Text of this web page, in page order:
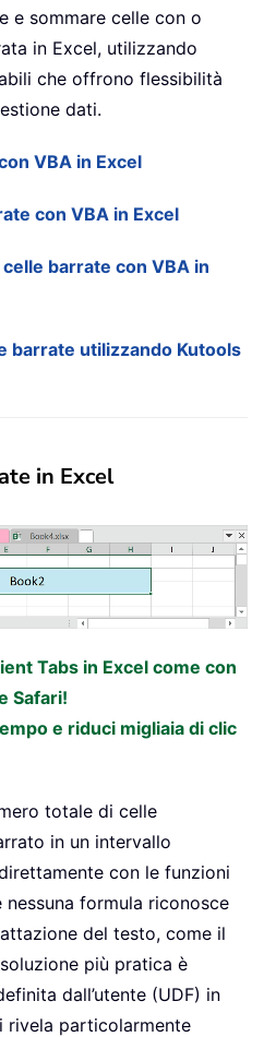
e sommare celle con o
in Excel, utilizzando
che offrono flessibilità
dati.
VBA in Excel
con VBA in Excel
barrate con VBA in
barrate utilizzando Kutools
in Excel
Tabs in Excel come con
Safari!
e riduci migliaia di clic
totale di celle
in un intervallo
con le funzioni
formula riconosce
del testo, come il
più pratica è
dall’utente (UDF) in
rivela particolarmente